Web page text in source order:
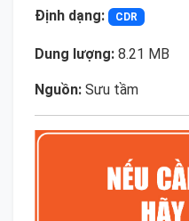
Định dạng: CDR
Dung lượng: 8.21 MB
Nguồn: Sưu tầm